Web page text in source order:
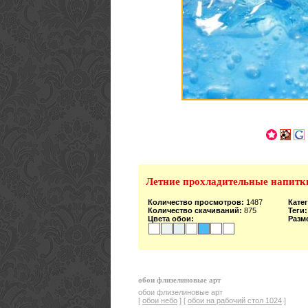
Летние прохладительные
Количество просмотров: 1487
Количество скачиваний: 875
Цвета обои:
Теги:
обои флизелиновые арт
обои флизелиновые арт
[ обои небо ] [ обои на рабочий стол 1024 ]